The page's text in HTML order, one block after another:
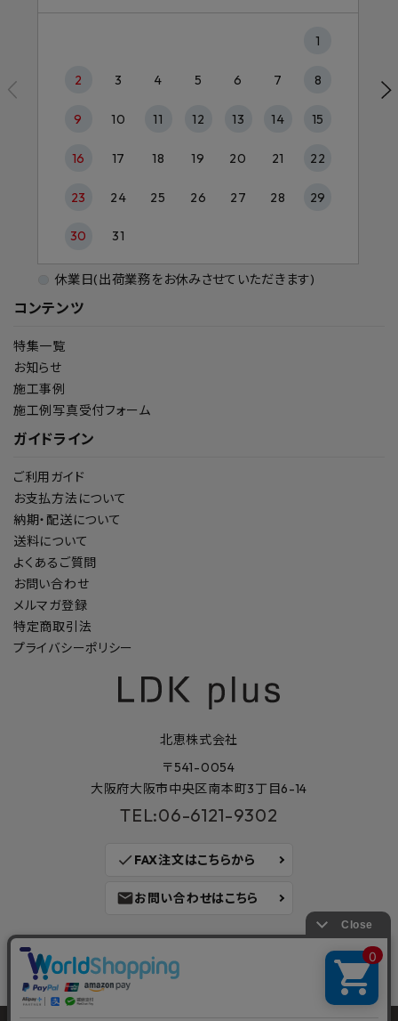
コンテンツ
特集一覧
お知らせ
施工事例
施工例写真受付フォーム
ガイドライン
ご利用ガイド
お支払方法について
納期・配送について
送料について
よくあるご質問
お問い合わせ
メルマガ登録
特定商取引法
プライバシーポリシー
1
2 3 4 5 6 7 8
9 10 11 12 13 14 15
16 17 18 19 20 21 22
23 24 25 26 27 28 29
30 31
休業日(出荷業務をお休みさせていただきます)
北恵株式会社
〒541-0054
大阪府大阪市中央区南本町3丁目6-14
TEL:06-6121-9302
check FAX注文はこちらから
mailお問い合わせはこちら